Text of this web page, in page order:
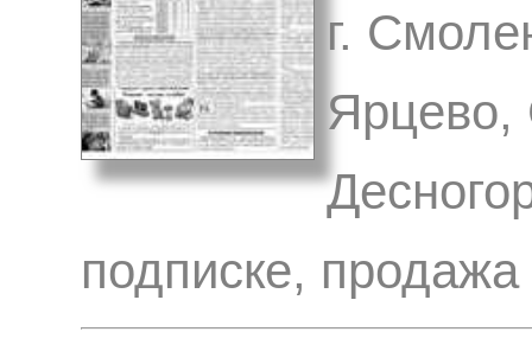
г.
Ярцево,
подписке, продажа